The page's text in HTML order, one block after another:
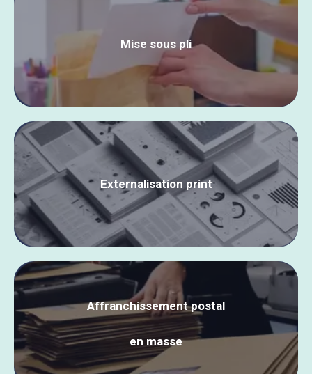
Mise sous pli
Externalisation print
Affranchissement postal
en masse